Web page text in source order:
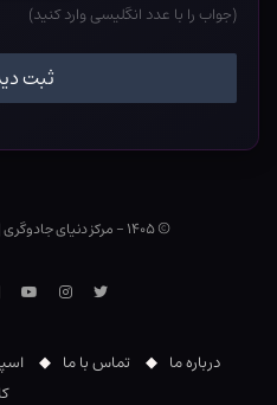
(جواب را با عدد انگلیسی وارد کنید)
© ۱۴۰۵ - مرکز دنیای جادوگری
توییتراینستاگرام
درباره ما تماس با ما